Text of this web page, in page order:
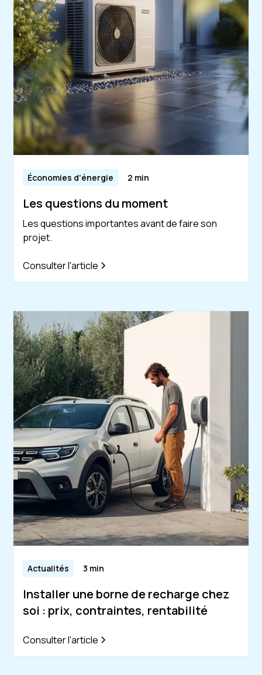
Économies d'énergie 2 min
Les questions du moment
Les questions importantes avant de faire son
projet.
Consulter l'article
Actualités 3 min
Installer une borne de recharge chez
soi : prix, contraintes, rentabilité
Consulter l'article